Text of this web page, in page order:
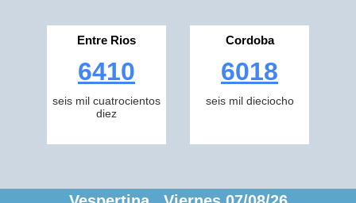
Entre Rios
6410
seis mil cuatrocientos
diez
Cordoba
6018
seis mil dieciocho